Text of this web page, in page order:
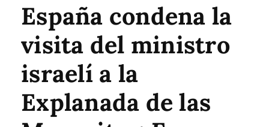
España condena la
visita del ministro
israelí a la
Explanada de las